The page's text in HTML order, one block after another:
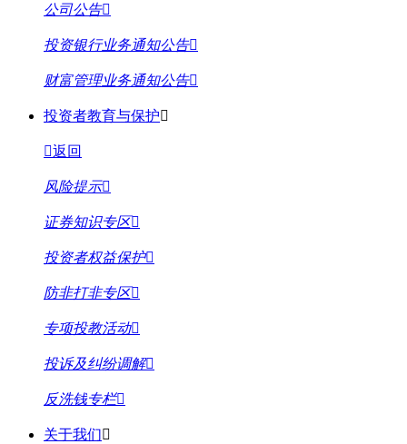
公司公告
投资银行业务通知公告
财富管理业务通知公告
投资者教育与保护
返回
风险提示
证券知识专区
投资者权益保护
防非打非专区
专项投教活动
投诉及纠纷调解
反洗钱专栏
关于我们